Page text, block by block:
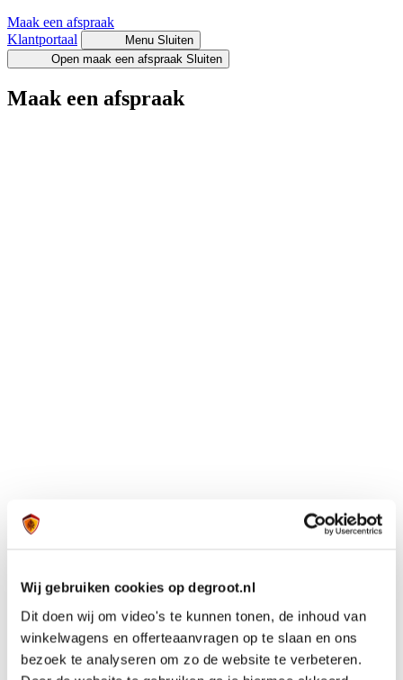
Wij gebruiken cookies op degroot.nl
Dit doen wij om video's te kunnen tonen, de inhoud van
winkelwagens en offerteaanvragen op te slaan en ons
bezoek te analyseren om zo de website te verbeteren.
Maak een afspraak
Klantportaal
Menu Sluiten
Open maak een afspraak Sluiten
Maak een afspraak